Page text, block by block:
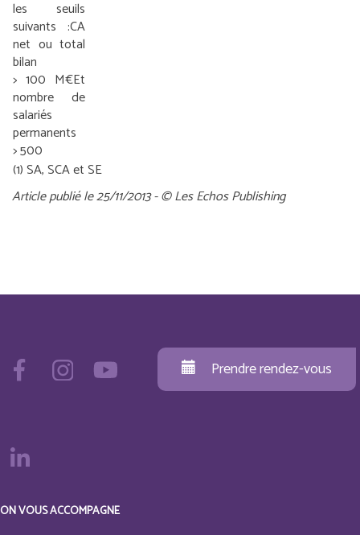
les seuils
suivants :CA
net ou total
bilan
> 100 M€Et
nombre de
salariés
permanents
> 500
(1) SA, SCA et SE
Article publié le 25/11/2013 - © Les Echos Publishing
Prendre rendez-vous
ON VOUS ACCOMPAGNE